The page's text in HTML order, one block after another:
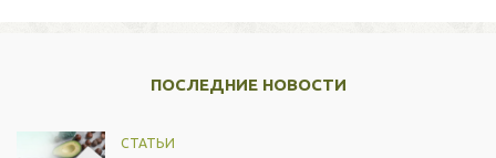
ПОСЛЕДНИЕ НОВОСТИ
СТАТЬИ